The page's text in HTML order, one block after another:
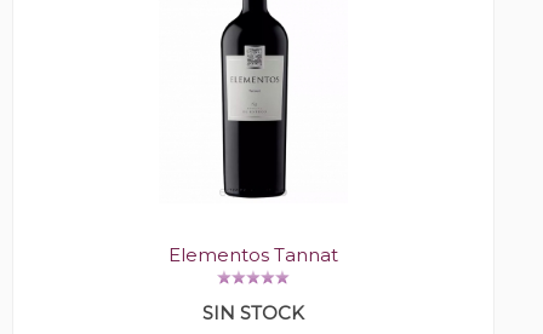
Elementos Tannat
SIN STOCK